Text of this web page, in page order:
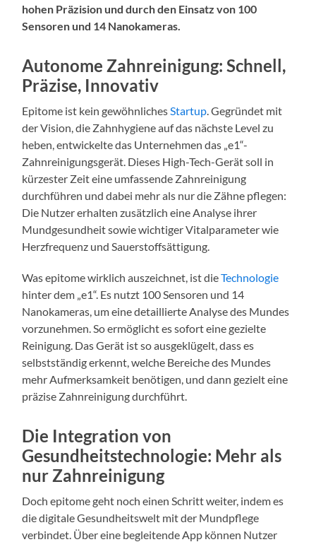
hohen Präzision und durch den Einsatz von 100
Sensoren und 14 Nanokameras.
Autonome Zahnreinigung: Schnell,
Präzise, Innovativ
Epitome ist kein gewöhnliches Startup . Gegründet mit
der Vision, die Zahnhygiene auf das nächste Level zu
heben, entwickelte das Unternehmen das „e1“-
Zahnreinigungsgerät. Dieses High-Tech-Gerät soll in
kürzester Zeit eine umfassende Zahnreinigung
durchführen und dabei mehr als nur die Zähne pflegen:
Die Nutzer erhalten zusätzlich eine Analyse ihrer
Mundgesundheit sowie wichtiger Vitalparameter wie
Herzfrequenz und Sauerstoffsättigung.
Was epitome wirklich auszeichnet, ist dieTechnologie
hinter dem „e1“. Es nutzt 100 Sensoren und 14
Nanokameras, um eine detaillierte Analyse des Mundes
vorzunehmen. So ermöglicht es sofort eine gezielte
Reinigung. Das Gerät ist so ausgeklügelt, dass es
selbstständig erkennt, welche Bereiche des Mundes
mehr Aufmerksamkeit benötigen, und dann gezielt eine
präzise Zahnreinigung durchführt.
Die Integration von
Gesundheitstechnologie: Mehr als
nur Zahnreinigung
Doch epitome geht noch einen Schritt weiter, indem es
die digitale Gesundheitswelt mit der Mundpflege
verbindet. Über eine begleitende App können Nutzer